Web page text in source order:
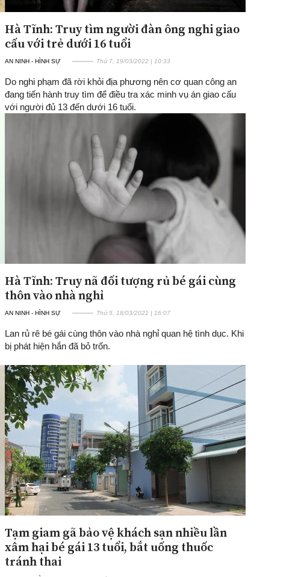
Hà Tĩnh: Truy tìm người đàn ông nghi giao
cấu với trẻ dưới 16 tuổi
AN NINH - HÌNH SỰ Thứ 7, 19/03/2022 | 10:33
Do nghi phạm đã rời khỏi địa phương nên cơ quan công an
đang tiến hành truy tìm để điều tra xác minh vụ án giao cấu
với người đủ 13 đến dưới 16 tuổi.
Hà Tĩnh: Truy nã đối tượng rủ bé gái cùng
thôn vào nhà nghỉ
AN NINH - HÌNH SỰ Thứ 5, 18/03/2021 | 16:07
Lan rủ rê bé gái cùng thôn vào nhà nghỉ quan hệ tình dục. Khi
bị phát hiện hắn đã bỏ trốn.
Tạm giam gã bảo vệ khách sạn nhiều lần
xâm hại bé gái 13 tuổi, bắt uống thuốc
tránh thai